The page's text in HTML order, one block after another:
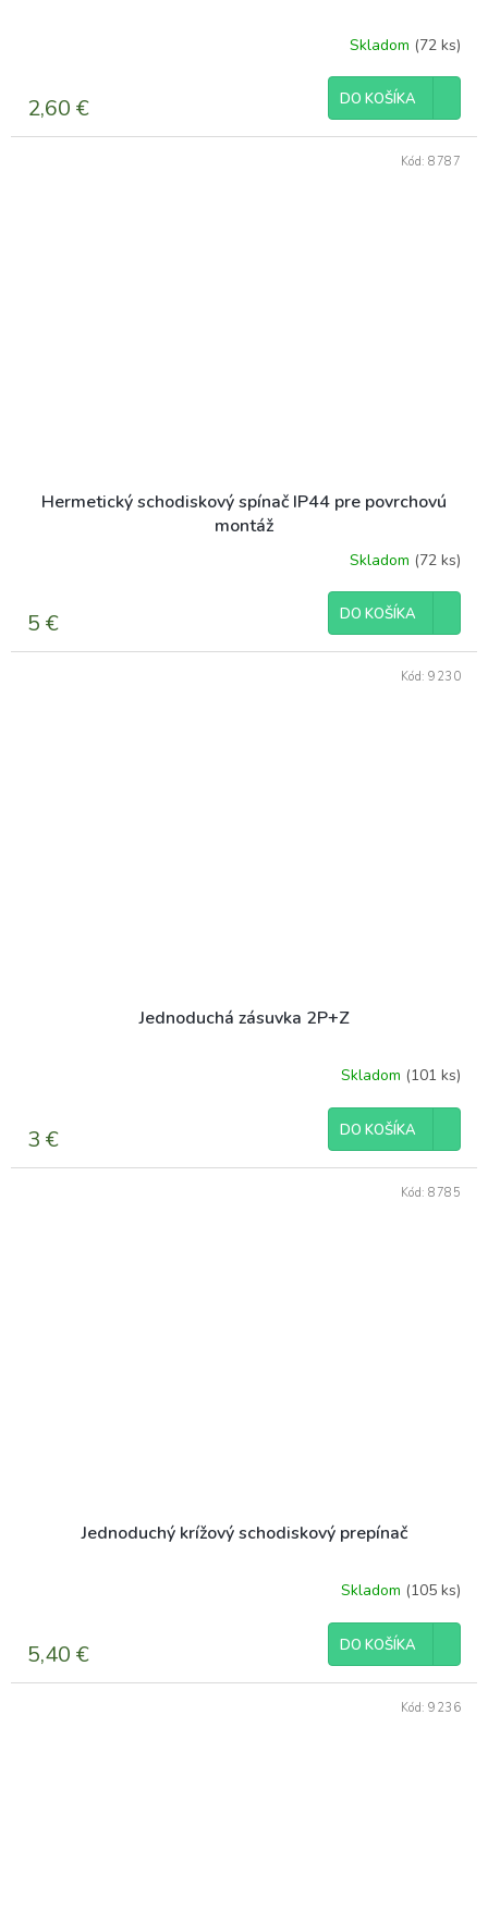
Skladom (72 ks)
2,60 € DO KOŠÍKA
Hermetický schodiskový spínač IP44 pre povrchovú
montáž
Skladom (72 ks)
5 € DO KOŠÍKA
Kód: 8787
Jednoduchá zásuvka 2P+Z
Skladom (101 ks)
3 € DO KOŠÍKA
Kód: 9230
Jednoduchý krížový schodiskový prepínač
Skladom (105 ks)
5,40 € DO KOŠÍKA
Kód: 8785
Kód: 9236